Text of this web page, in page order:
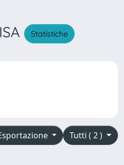
Statistiche
Tutti ( 2 )